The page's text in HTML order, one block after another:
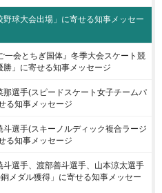
野球大会出場」に寄せる知事メッセー
一会とちぎ国体』冬季大会スケート競
」に寄せる知事メッセージ
那選手(スピードスケート女子チームパ
る知事メッセージ
斗選手(スキーノルディック複合ラージ
る知事メッセージ
斗選手、渡部善斗選手、山本涼太選手
メダル獲得」に寄せる知事メッセー